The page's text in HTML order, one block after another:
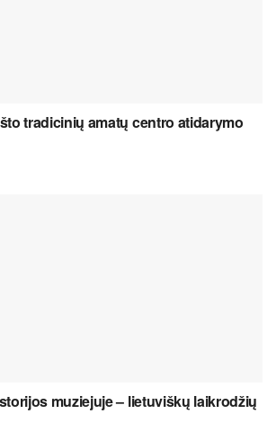
tradicinių amatų centro atidarymo
muziejuje – lietuviškų laikrodžių